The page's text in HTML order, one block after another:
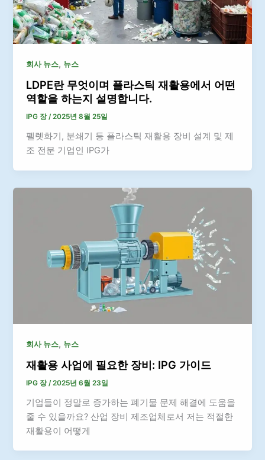
회사 뉴스, 뉴스
LDPE란 무엇이며 플라스틱 재활용에서 어떤
역할을 하는지 설명합니다.
IPG 장/2025년 8월 25일
펠렛화기, 분쇄기 등 플라스틱 재활용 장비 설계 및 제
조 전문 기업인 IPG가
회사 뉴스, 뉴스
재활용 사업에 필요한 장비: IPG 가이드
IPG 장 /2025년 6월 23일
기업들이 정말로 증가하는 폐기물 문제 해결에 도움을
줄 수 있을까요? 산업 장비 제조업체로서 저는 적절한
재활용이 어떻게